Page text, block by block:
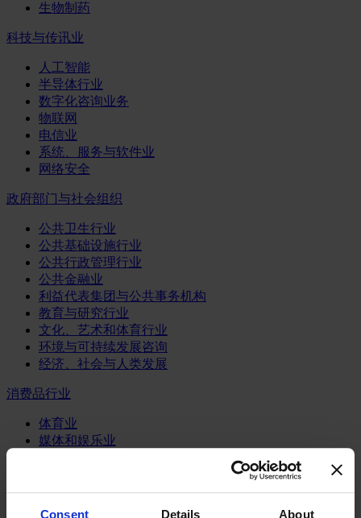
Consent Details About
生物制药
科技与传讯业
人工智能
半导体行业
数字化咨询业务
物联网
电信业
系统、服务与软件业
网络安全
政府部门与社会组织
公共卫生行业
公共基础设施行业
公共行政管理行业
公共金融业
利益代表集团与公共事务机构
教育与研究行业
文化、艺术和体育行业
环境与可持续发展咨询
经济、社会与人类发展
消费品行业
体育业
媒体和娱乐业
餐饮、旅游与酒店业